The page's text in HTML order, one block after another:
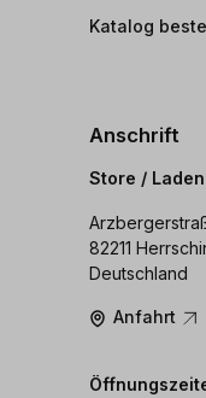
Katalog
Anschrift
Store /
82211
Deutschland
Anfahrt